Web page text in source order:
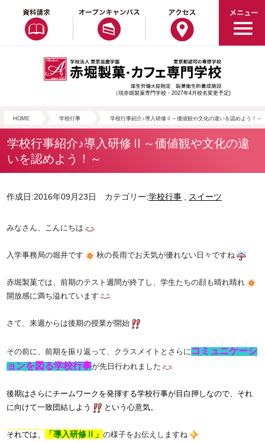
（現赤堀製菓専門学校・2027年4月校名変更予定)
HOME 学校行事 学校行事紹介♪導入研修Ⅱ～価値観や文化の違いを認めよう！～
学校行事紹介♪導入研修Ⅱ～価値観や文化の違
いを認めよう！～
作成日:2016年09月23日 カテゴリー:学校行事 , スイーツ
みなさん、こんにちは
入学事務局の堀井です 秋の長雨でお天気が優れない日々ですね
赤堀製菓では、前期のテスト週間が終了し、学生たちの顔も晴れ晴れ
開放感に満ち溢れています
さて、来週からは後期の授業が開始
その前に、前期を振り返って、クラスメイトとさらに コミュニケーシ
ョンを図る学校行事が先日行われました
後期はさらにチームワークを発揮する学校行事が目白押しなので、それ
に向けて一致団結しよう
という心意気。
それでは、 「導入研修Ⅱ」の様子をお伝えしますね